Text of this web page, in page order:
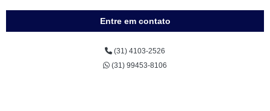
Entre em contato
(31) 4103-2526
(31) 99453-8106